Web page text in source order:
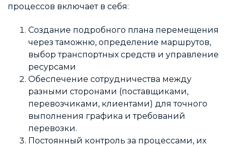
процессов включает в себя:
Создание подробного плана перемещения
через таможню, определение маршрутов,
выбор транспортных средств и управление
ресурсами
Обеспечение сотрудничества между
разными сторонами (поставщиками,
перевозчиками, клиентами) для точного
выполнения графика и требований
перевозки.
Постоянный контроль за процессами, их